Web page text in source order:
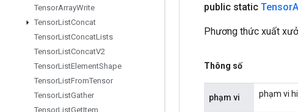
TensorArrayWrite
TensorListConcat
TensorListConcatLists
TensorListConcatV2
TensorListElementShape
TensorListFromTensor
TensorListGather
TensorListGetItem
public static Tensor
Phương thức xuất
Thông số
phạm vi phạm vi